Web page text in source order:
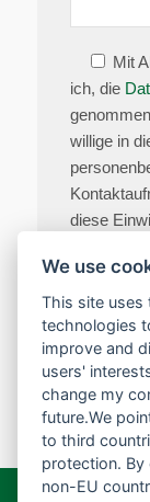
Mit
ich, die
willige in
diese
widerrufen
We use
This site
technologies
improve and
users'
change my
future.We
to third
protection. By
non-EU